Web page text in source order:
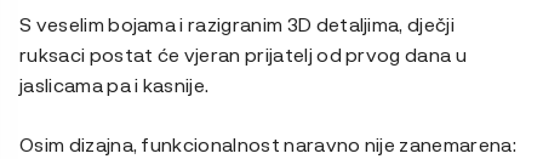
S veselim bojama i razigranim 3D detaljima, dječji
ruksaci postat će vjeran prijatelj od prvog dana u
jaslicama pa i kasnije.
Osim dizajna, funkcionalnost naravno nije zanemarena: